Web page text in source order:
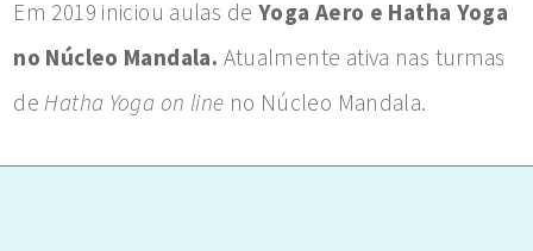
Em 2019 iniciou aulas de Yoga Aero e Hatha Yoga
no Núcleo Mandala. Atualmente ativa nas turmas
deHatha Yoga on line no Núcleo Mandala.